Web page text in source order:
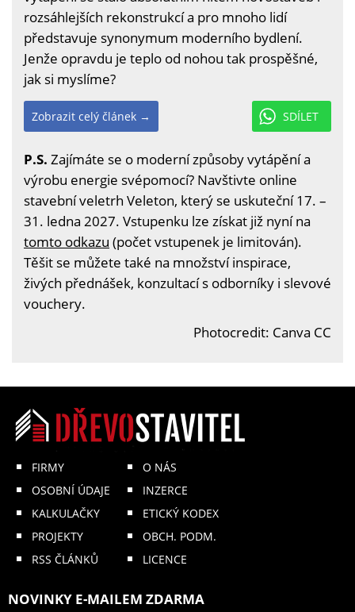
rozsáhlejších rekonstrukcí a pro mnoho lidí
představuje synonymum moderního bydlení.
Jenže opravdu je teplo od nohou tak prospěšné,
jak si myslíme?
SDÍLET
Zobrazit celý článek →
P.S. Zajímáte se o moderní způsoby vytápění a
výrobu energie svépomocí? Navštivte online
stavební veletrh Veleton, který se uskuteční 17. –
31. ledna 2027. Vstupenku lze získat již nyní na
tomto odkazu (počet vstupenek je limitován).
Těšit se můžete také na množství inspirace,
živých přednášek, konzultací s odborníky i slevové
vouchery.
Photocredit: Canva CC
FIRMY
OSOBNÍ ÚDAJE
KALKULAČKY
PROJEKTY
RSS ČLÁNKŮ
O NÁS
INZERCE
ETICKÝ KODEX
OBCH. PODM.
LICENCE
NOVINKY E-MAILEM ZDARMA